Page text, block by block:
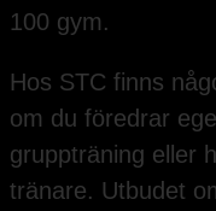
100 gym.
Hos STC finns
om du föredrar
gruppträning eller
tränare. Utbudet